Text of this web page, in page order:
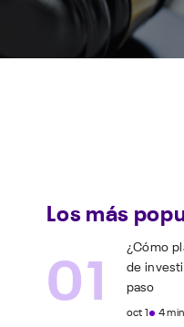
Los más
01
¿Cómo
de
paso
oct 1 4 min